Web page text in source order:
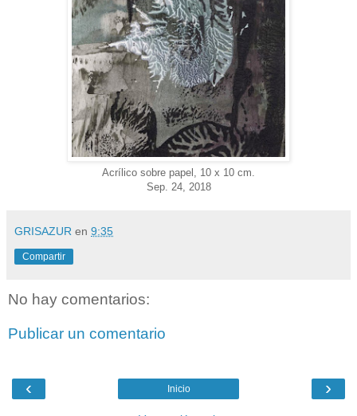
Acrílico sobre papel, 10 x 10 cm.
Sep. 24, 2018
GRISAZUR en 9:35
Compartir
No hay comentarios:
Publicar un comentario
‹ ›
Inicio